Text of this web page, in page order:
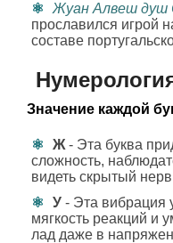
Жуан Алвеш
прославился игрой
составе
Значение каждой
Ж - Эта буква
сложность,
видеть скрытый
У - Эта вибрация
мягкость реакций и
лад даже в